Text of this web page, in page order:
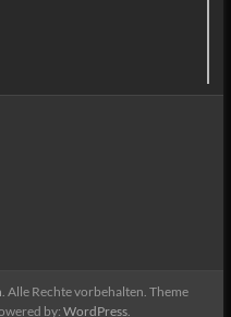
. Alle Rechte vorbehalten. Theme
by: WordPress.